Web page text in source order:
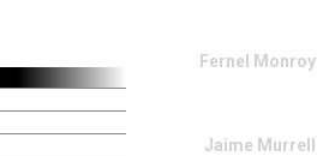
Fernel Monroy
Jaime Murrell